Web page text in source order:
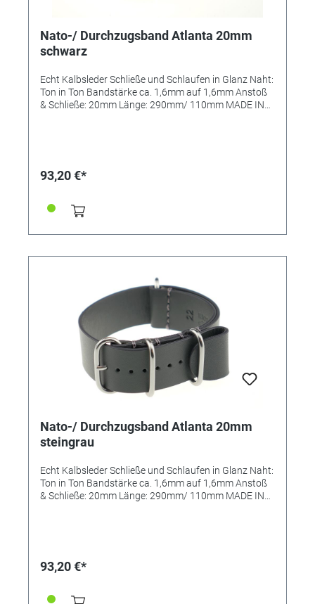
Nato-/ Durchzugsband Atlanta 20mm
schwarz
Echt Kalbsleder Schließe und Schlaufen in Glanz Naht:
Ton in Ton Bandstärke ca. 1,6mm auf 1,6mm Anstoß
& Schließe: 20mm Länge: 290mm/ 110mm MADE IN
93,20 €*
Nato-/ Durchzugsband Atlanta 20mm
steingrau
Echt Kalbsleder Schließe und Schlaufen in Glanz Naht:
Ton in Ton Bandstärke ca. 1,6mm auf 1,6mm Anstoß
& Schließe: 20mm Länge: 290mm/ 110mm MADE IN
93,20 €*